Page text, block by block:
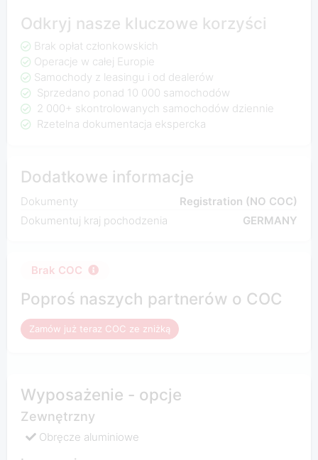
Odkryj nasze kluczowe korzyści
Brak opłat członkowskich
Operacje w całej Europie
Samochody z leasingu i od dealerów
Sprzedano ponad 10 000 samochodów
2 000+ skontrolowanych samochodów dziennie
Rzetelna dokumentacja ekspercka
Dodatkowe informacje
Dokumenty
Registration (NO COC)
Dokumentuj kraj pochodzenia
GERMANY
Brak COC
Poproś naszych partnerów o COC
Zamów już teraz COC ze zniżką
Wyposażenie - opcje
Zewnętrzny
Obręcze aluminiowe